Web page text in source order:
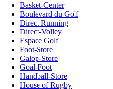
Basket-Center
Boulevard du Golf
Direct Running
Direct-Volley
Espace Golf
Foot-Store
Galop-Store
Goal-Foot
Handball-Store
House of Rugby